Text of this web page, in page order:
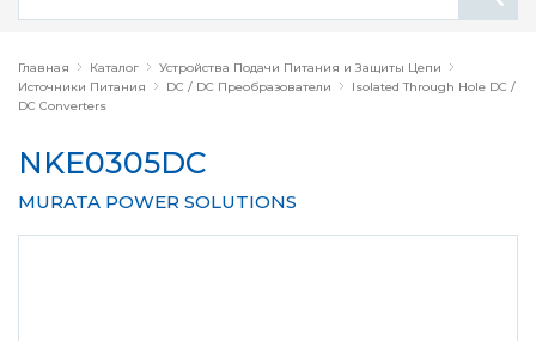
Главная Каталог
Устройства Подачи Питания и Защиты Цепи
Источники Питания
DC / DC Преобразователи
Isolated Through Hole DC /
DC Converters
NKE0305DC
MURATA POWER SOLUTIONS
Оборудование